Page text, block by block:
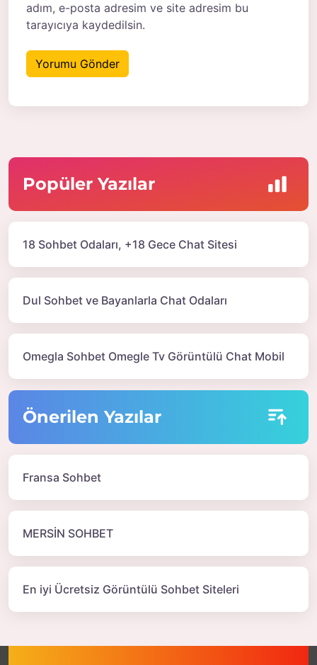
adım, e-posta adresim ve site adresim bu
tarayıcıya kaydedilsin.
Popüler Yazılar
18 Sohbet Odaları, +18 Gece Chat Sitesi
Dul Sohbet ve Bayanlarla Chat Odaları
Omegla Sohbet Omegle Tv Görüntülü Chat Mobil
Önerilen Yazılar
Fransa Sohbet
MERSİN SOHBET
En iyi Ücretsiz Görüntülü Sohbet Siteleri